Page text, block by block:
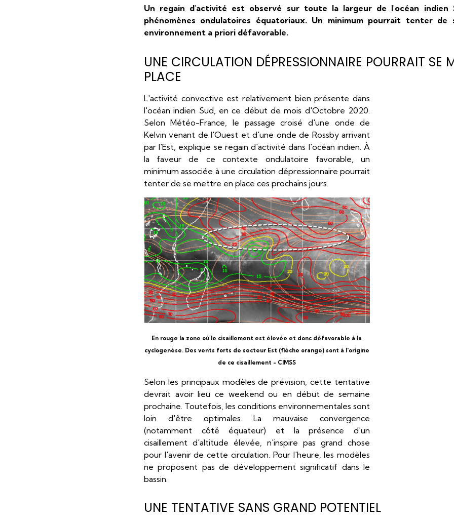
Un regain d'activité est observé sur toute la largeur de l'océan indien
phénomènes ondulatoires équatoriaux. Un minimum pourrait tenter de
environnement a priori défavorable.
UNE CIRCULATION DÉPRESSIONNAIRE POURRAIT SE
PLACE
L'activité convective est relativement bien présente dans
l'océan indien Sud, en ce début de mois d'Octobre 2020.
Selon Météo-France, le passage croisé d'une onde de
Kelvin venant de l'Ouest et d'une onde de Rossby arrivant
par l'Est, explique se regain d'activité dans l'océan indien. À
la faveur de ce contexte ondulatoire favorable, un
minimum associée à une circulation dépressionnaire pourrait
tenter de se mettre en place ces prochains jours.
En rouge la zone où le cisaillement est élevée et donc défavorable à la
cyclogenèse. Des vents forts de secteur Est (flèche orange) sont à l'origine
de ce cisaillement - CIMSS
Selon les principaux modèles de prévision, cette tentative
devrait avoir lieu ce weekend ou en début de semaine
prochaine. Toutefois, les conditions environnementales sont
loin d'être optimales. La mauvaise convergence
(notamment côté équateur) et la présence d'un
cisaillement d'altitude élevée, n'inspire pas grand chose
pour l'avenir de cette circulation. Pour l'heure, les modèles
ne proposent pas de développement significatif dans le
bassin.
UNE TENTATIVE SANS GRAND POTENTIEL